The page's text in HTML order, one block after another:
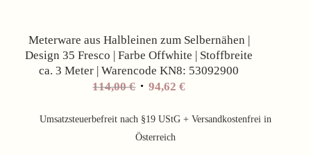
Meterware aus Halbleinen zum Selbernähen |
Design 35 Fresco | Farbe Offwhite | Stoffbreite
ca. 3 Meter | Warencode KN8: 53092900
114,00€ Ursprünglicher
war:
114,00 €
94,62€Aktueller
ist:
Umsatzsteuerbefreit nach §19 UStG + Versandkostenfrei in
Österreich